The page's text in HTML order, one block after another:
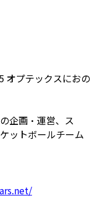
オプテックスにおの
企画・運営、ス
ットボールチーム